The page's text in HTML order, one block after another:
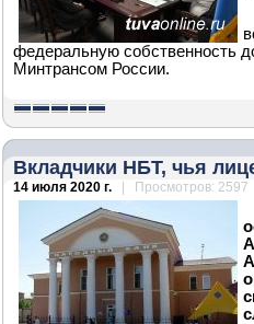
федеральную собственность
Минтрансом России.
Вкладчики НБТ, чья
14 июля 2020 г. | Просмотров: